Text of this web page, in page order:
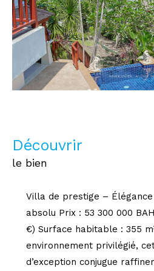
découvrir
le bien
Villa de prestige –
absolu Prix : 53 300 000
€) Surface habitable : 355
environnement privilégié,
d’exception conjugue